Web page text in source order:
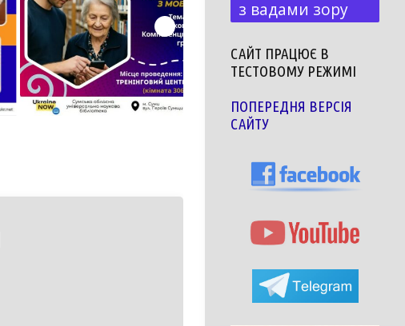
з вадами зору
САЙТ ПРАЦЮЄ В
ТЕСТОВОМУ РЕЖИМІ
ПОПЕРЕДНЯ ВЕРСІЯ
САЙТУ